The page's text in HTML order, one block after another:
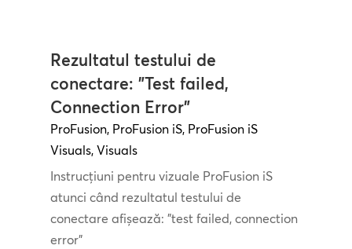
Rezultatul testului de
conectare: "Test failed,
Connection Error"
ProFusion, ProFusion iS, ProFusion iS
Visuals, Visuals
Instrucțiuni pentru vizuale ProFusion iS
atunci când rezultatul testului de
conectare afișează: "test failed, connection
error"